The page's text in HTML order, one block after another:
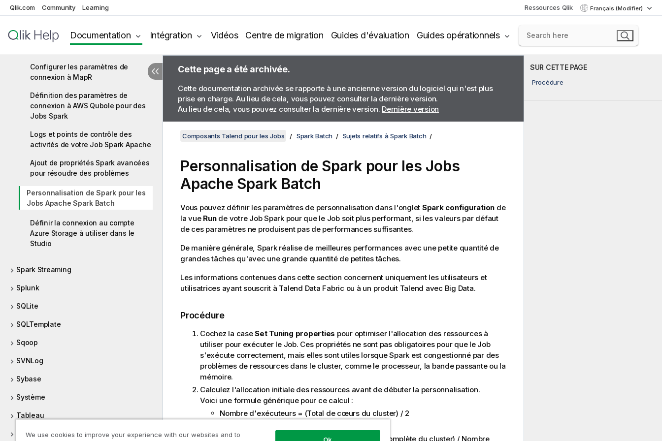
Qlik.com Community Learning Ressources Qlik Français (Modifier)
Documentation Intégration Vidéos Centre de migration Guides d'évaluation Guides opérationnels
Configuration des paramètres de
Configurer les paramètres Knox
Configurer les paramètres de
connexion à MapR
Définition des paramètres de
connexion à AWS Qubole pour des
Jobs Spark
Logs et points de contrôle des
activités de votre Job Spark Apache
Ajout de propriétés Spark avancées
pour résoudre des problèmes
Personnalisation de Spark pour les
Jobs Apache Spark Batch
Définir la connexion au compte
Azure Storage à utiliser dans le
Studio
Spark Streaming
Splunk
SQLite
SQLTemplate
Sqoop
SVNLog
Sybase
Système
Tableau
Tachyon
SUR CETTE PAGE
Procédure
Cette page a été archivée.
Cette documentation archivée se rapporte à une ancienne version du logiciel qui n'est plus
prise en charge. Au lieu de cela, vous pouvez consulter la dernière version.
Au lieu de cela, vous pouvez consulter la dernière version. Dernière version
Composants Talend pour les Jobs Spark Batch Sujets relatifs à Spark Batch
Personnalisation de Spark pour les Jobs
Apache Spark Batch
Vous pouvez définir les paramètres de personnalisation dans l'onglet Spark configuration de
la vue Runde votre Job Spark pour que le Job soit plus performant, si les valeurs par défaut
de ces paramètres ne produisent pas de performances suffisantes.
De manière générale, Spark réalise de meilleures performances avec une petite quantité de
grandes tâches qu'avec une grande quantité de petites tâches.
Les informations contenues dans cette section concernent uniquement les utilisateurs et
utilisatrices ayant souscrit à Talend Data Fabric ou à un produit Talend avec Big Data.
Procédure
Cochez la caseSet Tuning properties pour optimiser l'allocation des ressources à
utiliser pour exécuter le Job. Ces propriétés ne sont pas obligatoires pour que le Job
s'exécute correctement, mais elles sont utiles lorsque Spark est congestionné par des
problèmes de ressources dans le cluster, comme le processeur, la bande passante ou la
mémoire.
Calculez l'allocation initiale des ressources avant de débuter la personnalisation.
Voici une formule générique pour ce calcul :
Nombre d'exécuteurs = (Total de cœurs du cluster) / 2
Mémoire par exécuteur = (Jusqu'à la mémoire complète du cluster) / Nombre
We use cookies to improve your experience with our websites and to